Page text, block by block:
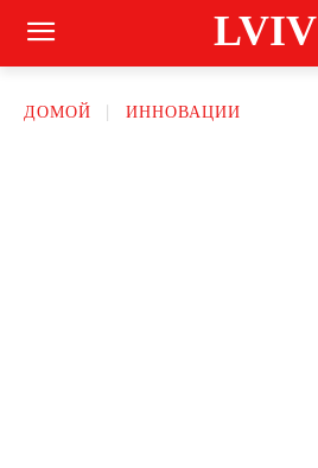
LVIV
ДОМОЙ ИННОВАЦИИ